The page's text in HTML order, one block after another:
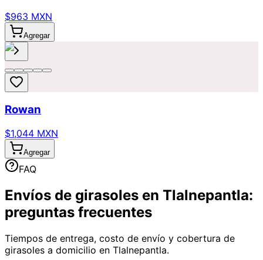
$963 MXN
Agregar
Rowan
$1,044 MXN
Agregar
FAQ
Envíos de girasoles en Tlalnepantla:
preguntas frecuentes
Tiempos de entrega, costo de envío y cobertura de
girasoles a domicilio en Tlalnepantla.